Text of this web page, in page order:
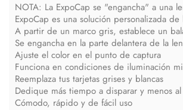
NOTA: La ExpoCap se "engancha" a una
ExpoCap es una solución personalizada
A partir de un marco gris, establece un
Se engancha en la parte delantera de la
Ajuste el color en el punto de captura
Funciona en condiciones de iluminación
Reemplaza tus tarjetas grises y blancas
Dedique más tiempo a disparar y menos
Cómodo, rápido y de fácil uso